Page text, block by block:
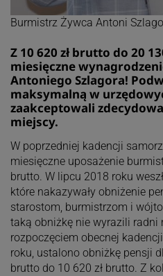
Burmistrz Żywca Antoni
Z 10 620 zł brutto do 20
miesięczne
Antoniego Szlagora!
maksymalną w
zaakceptowali
miejscy.
W poprzedniej kadencji
miesięczne uposażenie
brutto. W lipcu 2018 roku
które nakazywały obniżenie
starostom, burmistrzom i
taką obniżkę nie wyrazili radni
rozpoczęciem obecnej
roku, ustalono obniżkę pensji
brutto do 10 620 zł brutto. Z